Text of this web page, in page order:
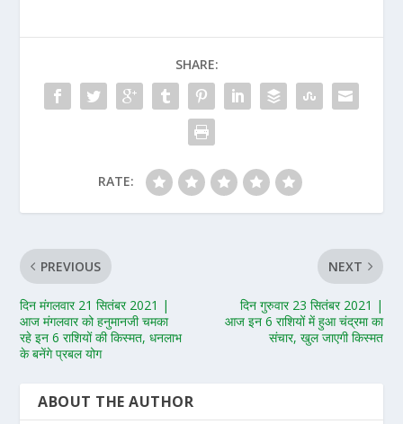
SHARE:
RATE:
PREVIOUS
दिन मंगलवार 21 सितंबर 2021 |
आज मंगलवार को हनुमानजी चमका
रहे इन 6 राशियों की किस्मत, धनलाभ
के बनेंगे प्रबल योग
NEXT
दिन गुरुवार 23 सितंबर 2021 |
आज इन 6 राशियों में हुआ चंद्रमा का
संचार, खुल जाएगी किस्मत
ABOUT THE AUTHOR